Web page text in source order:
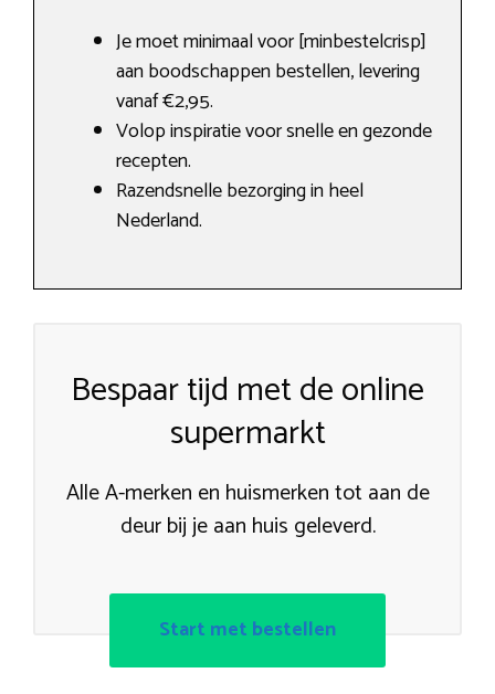
Je moet minimaal voor [minbestelcrisp]
aan boodschappen bestellen, levering
vanaf €2,95.
Volop inspiratie voor snelle en gezonde
recepten.
Razendsnelle bezorging in heel
Nederland.
Bespaar tijd met de online
supermarkt
Alle A-merken en huismerken tot aan de
deur bij je aan huis geleverd.
Start met bestellen